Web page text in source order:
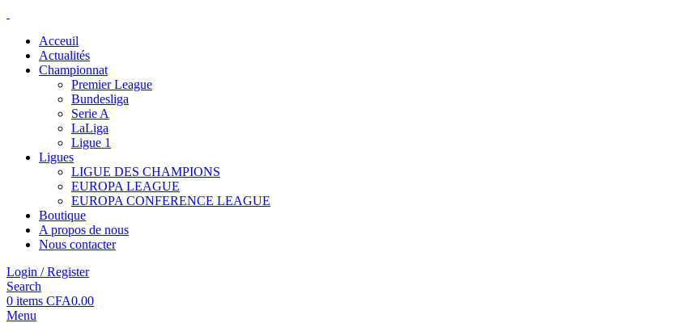
Acceuil
Actualités
Championnat
Premier League
Bundesliga
Serie A
LaLiga
Ligue 1
Ligues
LIGUE DES CHAMPIONS
EUROPA LEAGUE
EUROPA CONFERENCE LEAGUE
Boutique
A propos de nous
Nous contacter
Login / Register
Search
0 items CFA0.00
Menu